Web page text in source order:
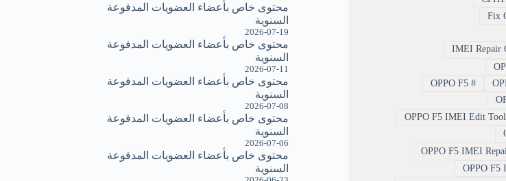
#
OPPO F5
محتوى خاص بأعضاء العضويات المدفوعة
السنوية
2026-07-19
محتوى خاص بأعضاء العضويات المدفوعة
السنوية
2026-07-11
محتوى خاص بأعضاء العضويات المدفوعة
السنوية
2026-07-08
محتوى خاص بأعضاء العضويات المدفوعة
السنوية
2026-07-06
محتوى خاص بأعضاء العضويات المدفوعة
السنوية